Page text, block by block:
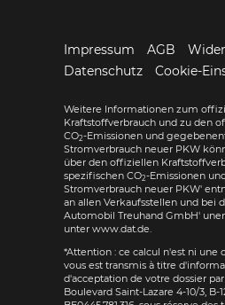
Impressum AGB
Datenschutz
Cookie-
Weitere Informationen zum
Kraftstoffverbrauch und zu den
CO2-Emissionen und
Stromverbrauch neuer PKW
über den offiziellen
spezifischen CO2-Emissionen
Stromverbrauch neuer PKW'
an allen Verkaufsstellen und bei
Automobil Treuhand GmbH'
unter www.dat.de.
*Attention : ce calcul n'est ni une
vous est transmis à titre
d'acceptation de votre dossier par
Boulevard Saint-Lazare 4-10/3, B-